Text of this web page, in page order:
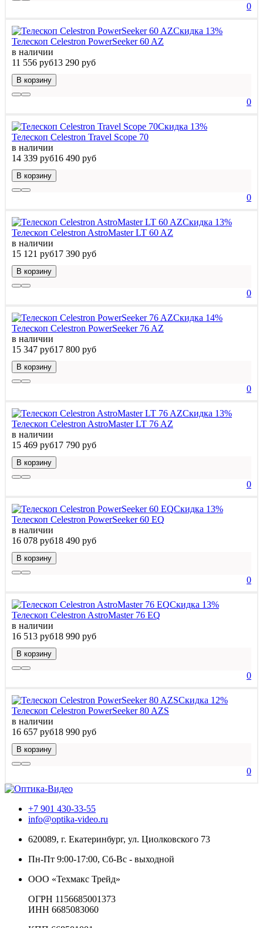
0
Скидка 13%
Телескоп Celestron PowerSeeker 60 AZ
в наличии
11 556 руб13 290 руб
В корзину
0
Скидка 13%
Телескоп Celestron Travel Scope 70
в наличии
14 339 руб16 490 руб
В корзину
0
Скидка 13%
Телескоп Celestron AstroMaster LT 60 AZ
в наличии
15 121 руб17 390 руб
В корзину
0
Скидка 14%
Телескоп Celestron PowerSeeker 76 AZ
в наличии
15 347 руб17 800 руб
В корзину
0
Скидка 13%
Телескоп Celestron AstroMaster LT 76 AZ
в наличии
15 469 руб17 790 руб
В корзину
0
Скидка 13%
Телескоп Celestron PowerSeeker 60 EQ
в наличии
16 078 руб18 490 руб
В корзину
0
Скидка 13%
Телескоп Celestron AstroMaster 76 EQ
в наличии
16 513 руб18 990 руб
В корзину
0
Скидка 12%
Телескоп Celestron PowerSeeker 80 AZS
в наличии
16 657 руб18 990 руб
В корзину
0
+7 901 430-33-55
info@optika-video.ru
620089, г. Екатеринбург, ул. Циолковского 73
Пн-Пт 9:00-17:00, Сб-Вс - выходной
ООО «Техмакс Трейд»
ОГРН 1156685001373
ИНН 6685083060